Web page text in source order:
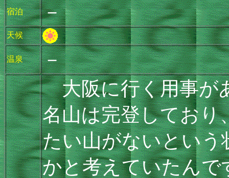
宿泊 －
天候
温泉 －
大阪に行く用事が
名山は完登しており
たい山がないという
かと考えていたん